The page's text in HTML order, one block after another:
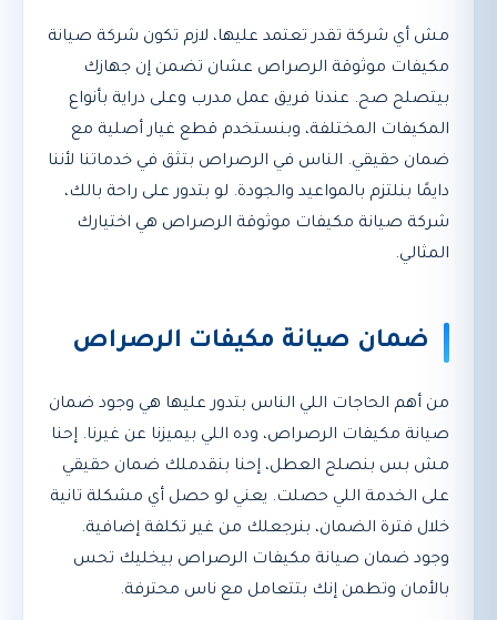
مش أي شركة تقدر تعتمد عليها، لازم تكون شركة صيانة
مكيفات موثوقة الرصراص عشان تضمن إن جهازك
بيتصلح صح. عندنا فريق عمل مدرب وعلى دراية بأنواع
المكيفات المختلفة، وبنستخدم قطع غيار أصلية مع
ضمان حقيقي. الناس في الرصراص بتثق في خدماتنا لأننا
دايمًا بنلتزم بالمواعيد والجودة. لو بتدور على راحة بالك،
شركة صيانة مكيفات موثوقة الرصراص هي اختيارك
المثالي.
ضمان صيانة مكيفات الرصراص
من أهم الحاجات اللي الناس بتدور عليها هي وجود ضمان
صيانة مكيفات الرصراص، وده اللي بيميزنا عن غيرنا. إحنا
مش بس بنصلح العطل، إحنا بنقدملك ضمان حقيقي
على الخدمة اللي حصلت. يعني لو حصل أي مشكلة تانية
خلال فترة الضمان، بنرجعلك من غير تكلفة إضافية.
وجود ضمان صيانة مكيفات الرصراص بيخليك تحس
بالأمان وتطمن إنك بتتعامل مع ناس محترفة.